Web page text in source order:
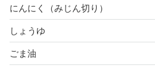
にんにく（みじん切り）
しょうゆ
ごま油